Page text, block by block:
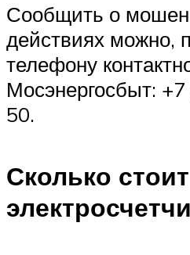
Сообщить о
действиях можно,
телефону
Мосэнергосбыт:
50.
Сколько